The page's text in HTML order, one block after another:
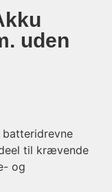
uden
til krævende
og